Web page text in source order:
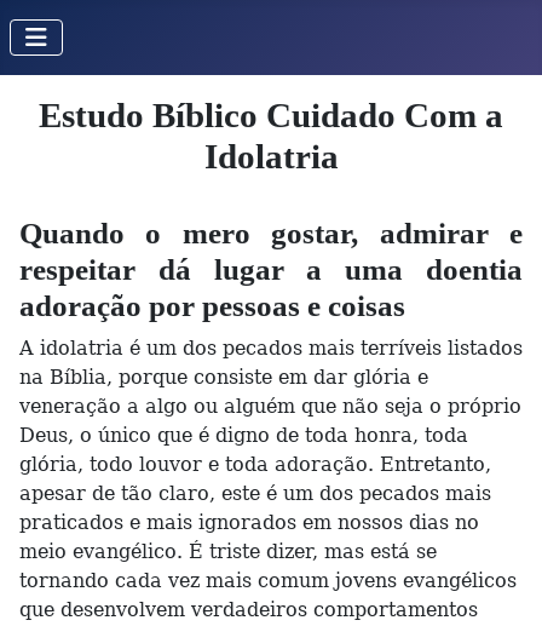
Estudo Bíblico Cuidado Com a
Idolatria
Quando o mero gostar, admirar e
respeitar dá lugar a uma doentia
adoração por pessoas e coisas
A idolatria é um dos pecados mais terríveis listados
na Bíblia, porque consiste em dar glória e
veneração a algo ou alguém que não seja o próprio
Deus, o único que é digno de toda honra, toda
glória, todo louvor e toda adoração. Entretanto,
apesar de tão claro, este é um dos pecados mais
praticados e mais ignorados em nossos dias no
meio evangélico. É triste dizer, mas está se
tornando cada vez mais comum jovens evangélicos
que desenvolvem verdadeiros comportamentos